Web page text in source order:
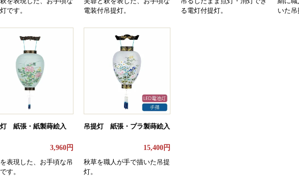
です。
電装付吊提灯。
る電灯付提灯。
いた吊
紙張・紙製蒔絵入
3,960円
表現した、お手頃な吊
す。
吊提灯 紙張・プラ製蒔絵入
15,400円
秋草を職人が手で描いた吊提
灯。